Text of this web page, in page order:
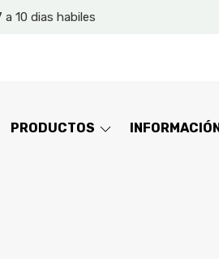
10 dias habiles
PRODUCTOS